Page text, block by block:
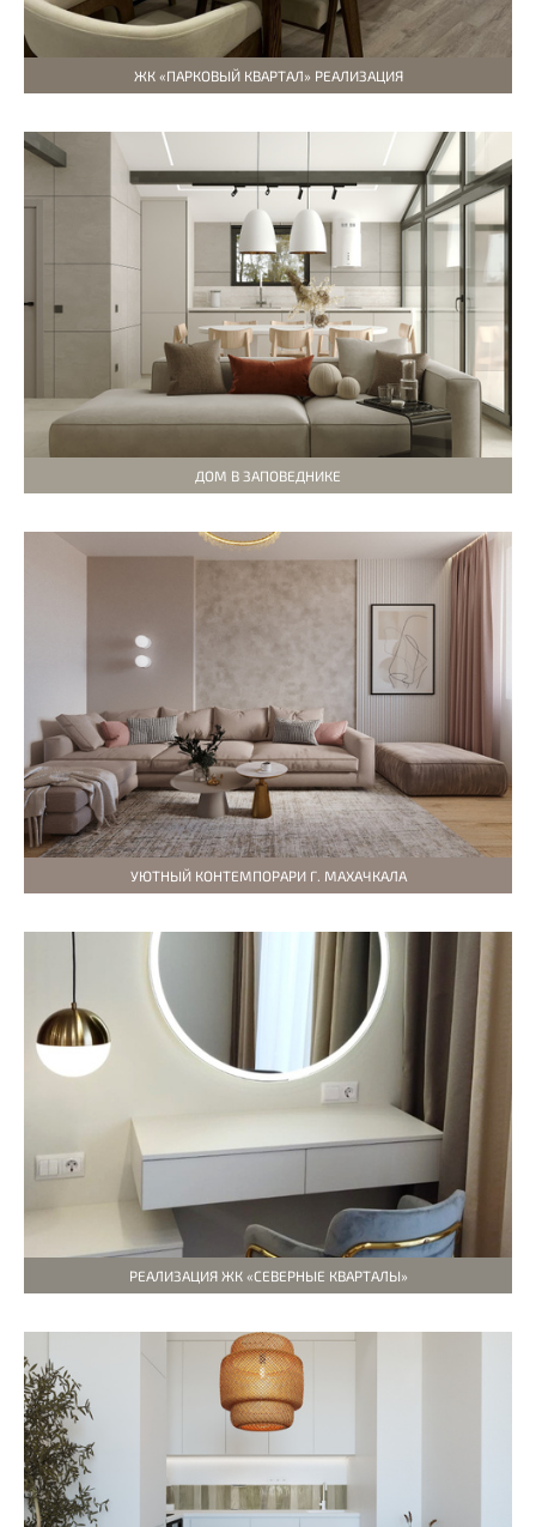
ЖК «ПАРКОВЫЙ КВАРТАЛ» РЕАЛИЗАЦИЯ
ДОМ В ЗАПОВЕДНИКЕ
УЮТНЫЙ КОНТЕМПОРАРИ Г. МАХАЧКАЛА
РЕАЛИЗАЦИЯ ЖК «СЕВЕРНЫЕ КВАРТАЛЫ»